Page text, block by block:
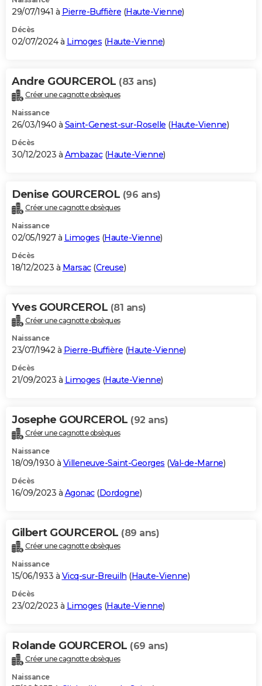
29/07/1941 à Pierre-Buffière (Haute-Vienne)
Décès
02/07/2024 à Limoges (Haute-Vienne)
Andre GOURCEROL (83 ans)
Créer une cagnotte obsèques
Naissance
26/03/1940 à Saint-Genest-sur-Roselle (Haute-Vienne)
Décès
30/12/2023 à Ambazac(Haute-Vienne)
Denise GOURCEROL (96 ans)
Créer une cagnotte obsèques
Naissance
02/05/1927 à Limoges (Haute-Vienne)
Décès
18/12/2023 à Marsac(Creuse)
Yves GOURCEROL (81 ans)
Créer une cagnotte obsèques
Naissance
23/07/1942 à Pierre-Buffière (Haute-Vienne)
Décès
21/09/2023 à Limoges (Haute-Vienne)
Josephe GOURCEROL (92 ans)
Créer une cagnotte obsèques
Naissance
18/09/1930 à Villeneuve-Saint-Georges (Val-de-Marne)
Décès
16/09/2023 à Agonac(Dordogne)
Gilbert GOURCEROL (89 ans)
Créer une cagnotte obsèques
Naissance
15/06/1933 à Vicq-sur-Breuilh (Haute-Vienne)
Décès
23/02/2023 à Limoges (Haute-Vienne)
Rolande GOURCEROL (69 ans)
Créer une cagnotte obsèques
Naissance